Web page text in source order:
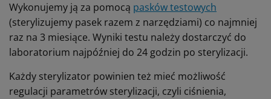
Wykonujemy ją za pomocą pasków testowych
(sterylizujemy pasek razem z narzędziami) co najmniej
raz na 3 miesiące. Wyniki testu należy dostarczyć do
laboratorium najpóźniej do 24 godzin po sterylizacji.
Każdy sterylizator powinien też mieć możliwość
regulacji parametrów sterylizacji, czyli ciśnienia,